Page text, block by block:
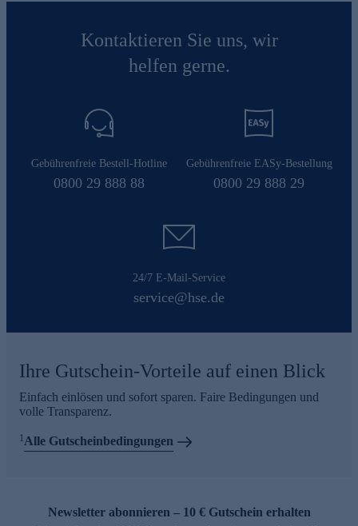
Kontaktieren Sie uns, wir
helfen gerne.
Gebührenfreie Bestell-Hotline
0800 29 888 88
Gebührenfreie EASy-Bestellung
0800 29 888 29
24/7 E-Mail-Service
service@hse.de
Ihre Gutschein-Vorteile auf einen Blick
Einfach einlösen und sofort sparen. Faire Bedingungen und
volle Transparenz.
1Alle Gutscheinbedingungen
Newsletter abonnieren – 10 € Gutschein erhalten